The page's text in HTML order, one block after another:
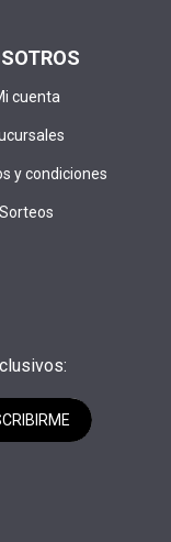
cuenta
y condiciones
Sorteos